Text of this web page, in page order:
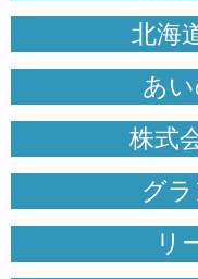
北海
あ
株式
グ
リ